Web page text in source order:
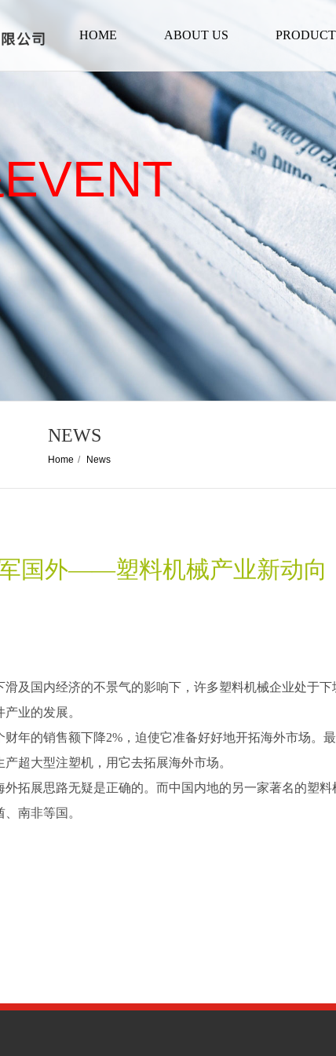
HOME ABOUT US
NEWS
Home / News
国外——塑料机械产业新动向
滑及国内经济的不景气的影响下，许多塑料机械企业处于
业的发展。
财年的销售额下降2% ，迫使它准备好好地开拓海外市场。
超大型注塑机，用它去拓展海外市场。
外拓展思路无疑是正确的。而中国内地的另一家著名的
南非等国。